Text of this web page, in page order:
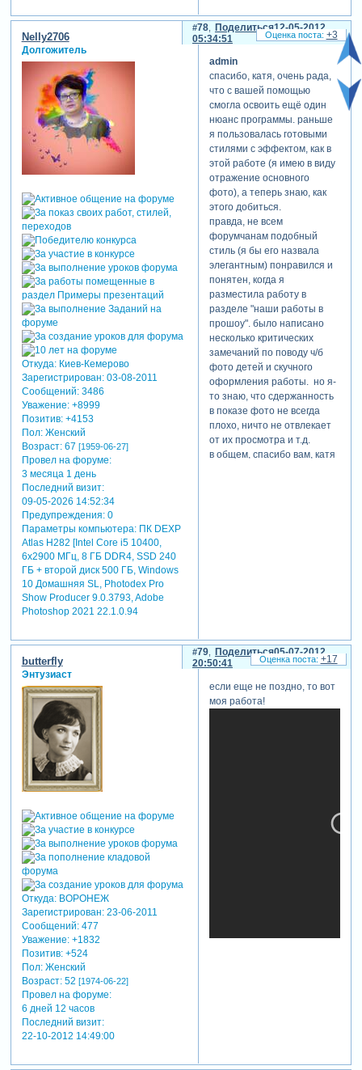
Поделиться
78
12-05-2012
05:34:51
Nelly2706
Долгожитель
Откуда:Киев-Кемерово
Зарегистрирован: 03-08-2011
Сообщений:3486
Уважение: +8999
Позитив: +4153
Пол:Женский
Возраст:67 [1959-06-27]
Провел на форуме:
3 месяца 1 день
Последний визит:
09-05-2026 14:52:34
Предупреждения:0
Параметры компьютера:ПК DEXP
Atlas H282 [Intel Core i5 10400,
6x2900 МГц, 8 ГБ DDR4, SSD 240
ГБ + второй диск 500 ГБ, Windows
10 Домашняя SL, Photodex Pro
Show Producer 9.0.3793, Adobe
Photoshop 2021 22.1.0.94
admin
спасибо, катя, очень рада,
что с вашей помощью
смогла освоить ещё один
нюанс программы. раньше
я пользовалась готовыми
стилями с эффектом, как в
этой работе (я имею в виду
отражение основного
фото), а теперь знаю, как
этого добиться.
правда, не всем
форумчанам подобный
стиль (я бы его назвала
элегантным) понравился и
понятен, когда я
разместила работу в
разделе "наши работы в
прошоу". было написано
несколько критических
замечаний по поводу ч/б
фото детей и скучного
оформления работы. но я-
то знаю, что сдержанность
в показе фото не всегда
плохо, ничто не отвлекает
от их просмотра и т.д.
в общем, спасибо вам, катя
+3
Поделиться
79
05-07-2012
20:50:41
butterfly
Энтузиаст
Откуда:ВОРОНЕЖ
Зарегистрирован: 23-06-2011
Сообщений:477
Уважение: +1832
Позитив: +524
Пол:Женский
Возраст:52 [1974-06-22]
Провел на форуме:
6 дней 12 часов
Последний визит:
22-10-2012 14:49:00
если еще не поздно, то вот
моя работа!
+17